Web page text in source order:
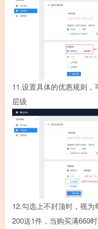
11.设置具体的优惠规则，
层级
12.勾选上不封顶时，视
200送1件，当购买满660